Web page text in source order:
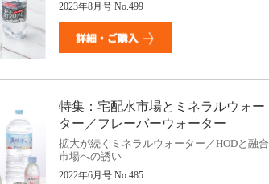
2023年8月号No.499
特集：宅配水市場とミネラルウォー
ター／フレーバーウォーター
拡大が続くミネラルウォーター／HODと融合
市場への誘い
2022年6月号No.485